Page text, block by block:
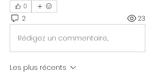
0
2 23
Rédigez un commentaire...
Les plus récents